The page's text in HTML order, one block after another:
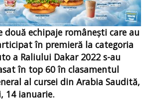
două echipaje româneşti care au
în premieră la categoria
a Raliului Dakar 2022 s-au
în top 60 în clasamentul
al cursei din Arabia Saudită,
14 ianuarie.